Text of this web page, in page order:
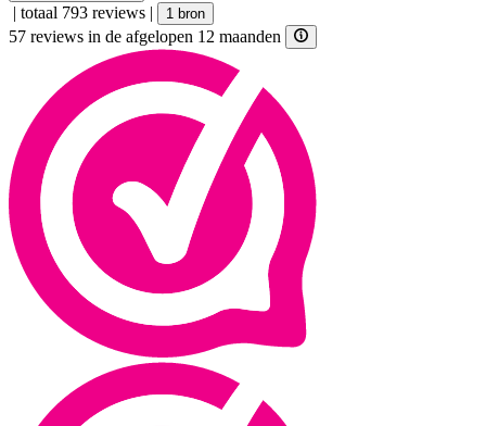
| totaal 793 reviews | 1 bron
57 reviews in de afgelopen 12 maanden